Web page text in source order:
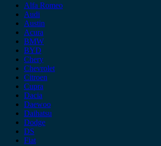
Alfa Romeo
Audi
Austin
Acura
BMW
BYD
Chery
Chevrolet
Citroen
Cupra
Dacia
Daewoo
Daihatsu
Dodge
DS
Fiat